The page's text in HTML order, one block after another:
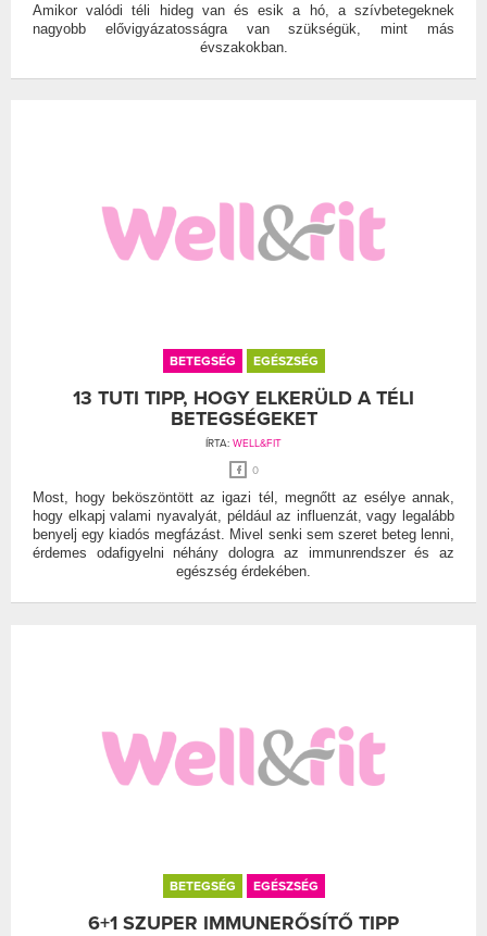
Amikor valódi téli hideg van és esik a hó, a szívbetegeknek
nagyobb elővigyázatosságra van szükségük, mint más
évszakokban.
BETEGSÉG EGÉSZSÉG
13 TUTI TIPP, HOGY ELKERÜLD A TÉLI
BETEGSÉGEKET
ÍRTA: WELL&FIT
0
Most, hogy beköszöntött az igazi tél, megnőtt az esélye annak,
hogy elkapj valami nyavalyát, például az influenzát, vagy legalább
benyelj egy kiadós megfázást. Mivel senki sem szeret beteg lenni,
érdemes odafigyelni néhány dologra az immunrendszer és az
egészség érdekében.
BETEGSÉG EGÉSZSÉG
6+1 SZUPER IMMUNERŐSÍTŐ TIPP